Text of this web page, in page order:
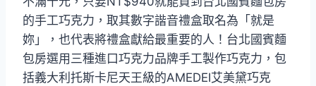
的手工巧克力，取其數字諧音禮盒取名為「就是
妳」，也代表將禮盒獻給最重要的人！台北國賓麵
包房選用三種進口巧克力品牌手工製作巧克力，包
括義大利托斯卡尼天王級的AMEDEI艾美黛巧克